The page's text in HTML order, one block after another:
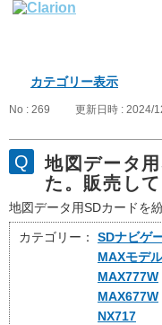
カテゴリー表示
No : 269 更新日時 : 2024/
地図データ
た。販売し
地図データ用SDカードを
カテゴリー：
SDナビゲ
MAXモデル
MAX777W
MAX677W
NX717